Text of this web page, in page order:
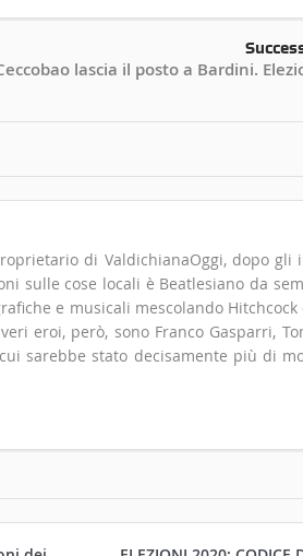
lascia il posto a Bardini.
di ValdichianaOggi, dopo gli
sulle cose locali è Beatlesiano da
e musicali mescolando Hitchcock
eroi, però, sono Franco Gasparri,
sarebbe stato decisamente più di